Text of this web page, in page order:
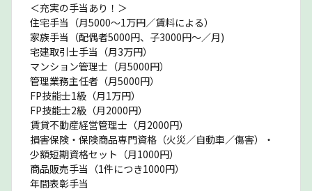
＜充実の手当あり！＞
住宅手当（月5000〜1万円／賃料による）
家族手当（配偶者5000円、子3000円〜／月)
宅建取引士手当（月3万円）
マンション管理士（月5000円）
管理業務主任者（月5000円）
FP技能士1級（月1万円）
FP技能士2級（月2000円）
賃貸不動産経営管理士（月2000円）
損害保険・保険商品専門資格（火災／自動車／傷害）・
少額短期資格セット（月1000円）
商品販売手当（1件につき1000円）
年間表彰手当